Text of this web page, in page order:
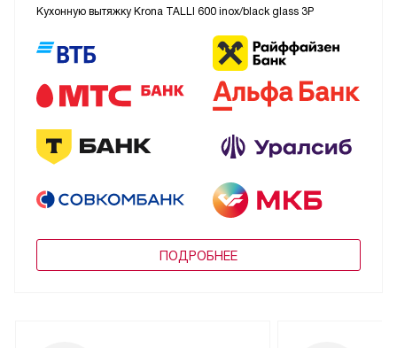
Кухонную вытяжку Krona TALLI 600 inox/black glass 3P
ПОДРОБНЕЕ